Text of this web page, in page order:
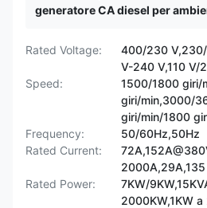
generatore CA diesel per
Rated Voltage:
400/230
V-240 V,110 V/
Speed:
1500/1800 giri/
giri/min,3000/
giri/min/1800
Frequency:
50/60Hz,50Hz
Rated Current:
2000A,29A,135
Rated Power:
7KW/
2000KW,1KW